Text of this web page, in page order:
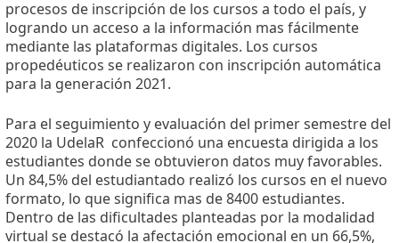
procesos de inscripción de los cursos a todo el país, y
logrando un acceso a la información mas fácilmente
mediante las plataformas digitales. Los cursos
propedéuticos se realizaron con inscripción automática
para la generación 2021.
Para el seguimiento y evaluación del primer semestre del
2020 la UdelaR confeccionó una encuesta dirigida a los
estudiantes donde se obtuvieron datos muy favorables.
Un 84,5% del estudiantado realizó los cursos en el nuevo
formato, lo que significa mas de 8400 estudiantes.
Dentro de las dificultades planteadas por la modalidad
virtual se destacó la afectación emocional en un 66,5%,